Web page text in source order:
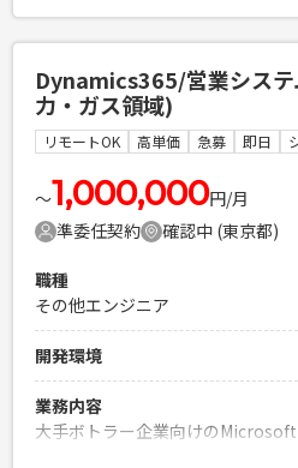
映、表記揺れの確認 ・Figma上
イアウトの目視確認・すり合わせ
へのステータス記入（校了進捗管
装担当チームへの修正タスク起票
必須スキル
・Webサイト制作における進行管
（HTML、アンカーリンク、ALTテ
と仕様の理解） ・Excelを用いた
ス管理経験 ・お盆休暇は土日祝
Laravelを用いた開発経験1年以上
エンジニア複数人のチームでの
Dynamics365/営業シス
力・ガス領域)
リモートOK 高単価 急募 即日
〜1,000,000円/月
準委任契約
確認中 (東京都)
職種
その他エンジニア
開発環境
業務内容
大手ボトラー企業向けの